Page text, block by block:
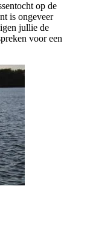
op de
is ongeveer
jullie de
voor een